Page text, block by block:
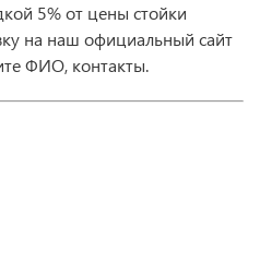
5% от цены стойки
на наш официальный сайт
ФИО, контакты.